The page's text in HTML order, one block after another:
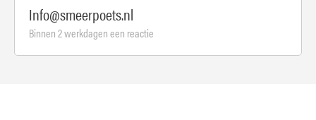
Info@smeerpoets.nl
Binnen 2 werkdagen een reactie